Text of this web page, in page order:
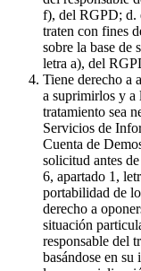
f), del RGPD; d.
traten con fines
sobre la base
letra a), del
Tiene derecho a
a suprimirlos y a
tratamiento sea
Servicios de
Cuenta de
solicitud antes
6, apartado 1,
portabilidad de
derecho a
situación
responsable del
basándose en